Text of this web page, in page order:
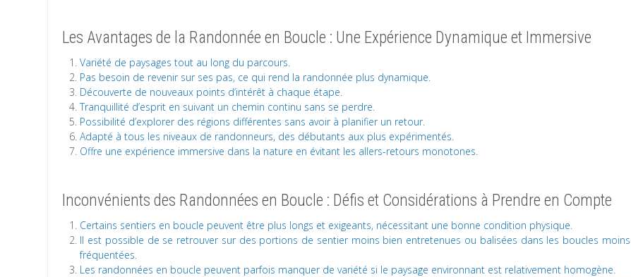
Les Avantages de la Randonnée en Boucle : Une Expérience Dynamique et Immersive
Variété de paysages tout au long du parcours.
Pas besoin de revenir sur ses pas, ce qui rend la randonnée plus dynamique.
Découverte de nouveaux points d’intérêt à chaque étape.
Tranquillité d’esprit en suivant un chemin continu sans se perdre.
Possibilité d’explorer des régions différentes sans avoir à planifier un retour.
Adapté à tous les niveaux de randonneurs, des débutants aux plus expérimentés.
Offre une expérience immersive dans la nature en évitant les allers-retours monotones.
Inconvénients des Randonnées en Boucle : Défis et Considérations à Prendre en Compte
Certains sentiers en boucle peuvent être plus longs et exigeants, nécessitant une bonne condition physique.
Il est possible de se retrouver sur des portions de sentier moins bien entretenues ou balisées dans les boucles moins
fréquentées.
Les randonnées en boucle peuvent parfois manquer de variété si le paysage environnant est relativement homogène.